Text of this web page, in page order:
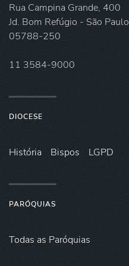
Rua Campina Grande, 400
Jd. Bom Refúgio - São Paulo
05788-250
11 3584-9000
DIOCESE
História Bispos LGPD
PARÓQUIAS
Todas as Paróquias